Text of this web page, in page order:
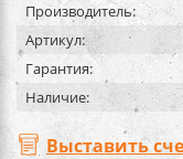
Производитель:
Артикул:
Гарантия:
Наличие:
Выставить